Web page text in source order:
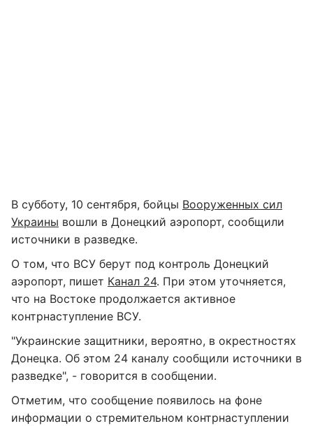
В субботу, 10 сентября, бойцы Вооруженных сил
Украины вошли в Донецкий аэропорт, сообщили
источники в разведке.
О том, что ВСУ берут под контроль Донецкий
аэропорт, пишет Канал 24. При этом уточняется,
что на Востоке продолжается активное
контрнаступление ВСУ.
"Украинские защитники, вероятно, в окрестностях
Донецка. Об этом 24 каналу сообщили источники в
разведке", - говорится в сообщении.
Отметим, что сообщение появилось на фоне
информации о стремительном контрнаступлении